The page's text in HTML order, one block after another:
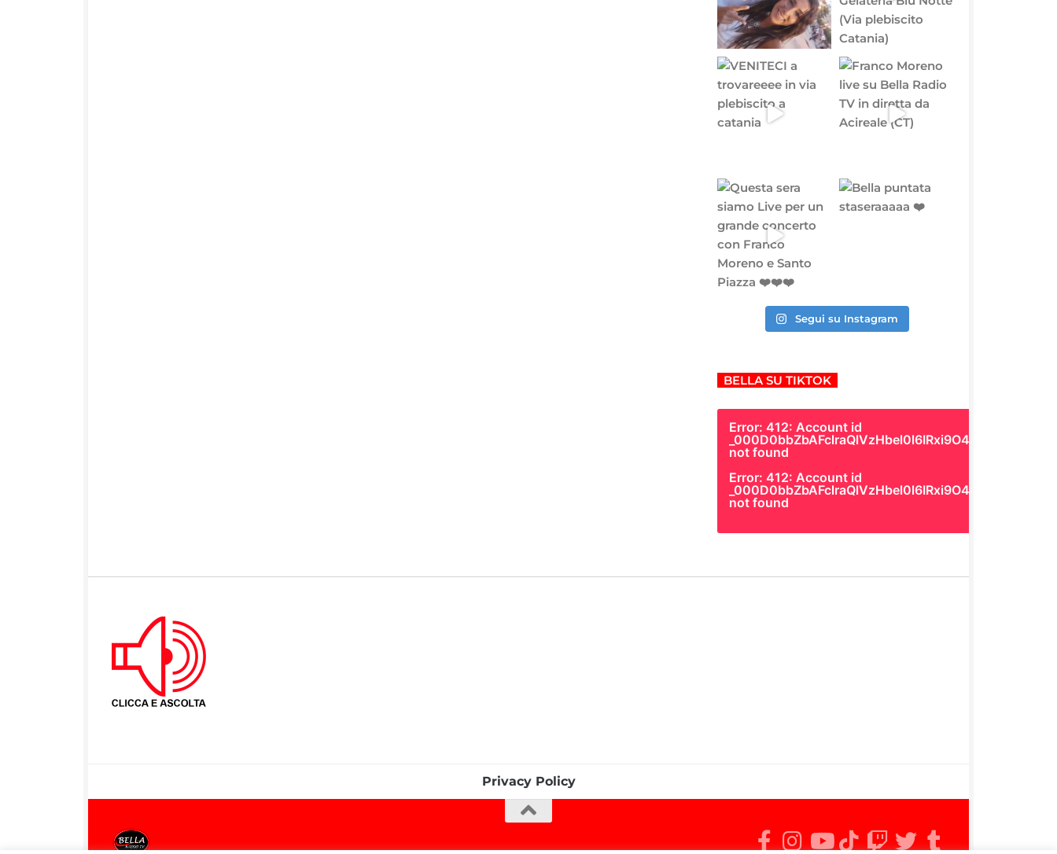
Segui su Instagram
BELLA SU TIKTOK
Error: 412: Account id
_000D0bbZbAFclraQlVzHbel0l6IRxi9O4Gk
not found
Error: 412: Account id
_000D0bbZbAFclraQlVzHbel0l6IRxi9O4Gk
not found
Privacy Policy